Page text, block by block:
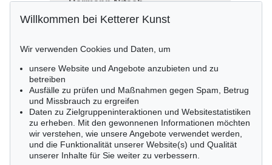
Hermann Nitsch
Grünes Schüttbild, 2000
Willkommen bei Ketterer Kunst
Wir verwenden Cookies und Daten, um
unsere Website und Angebote anzubieten und zu
betreiben
Ausfälle zu prüfen und Maßnahmen gegen Spam, Betrug
und Missbrauch zu ergreifen
Daten zu Zielgruppeninteraktionen und Websitestatistiken
zu erheben. Mit den gewonnenen Informationen möchten
wir verstehen, wie unsere Angebote verwendet werden,
und die Funktionalität unserer Website(s) und Qualität
unserer Inhalte für Sie weiter zu verbessern.